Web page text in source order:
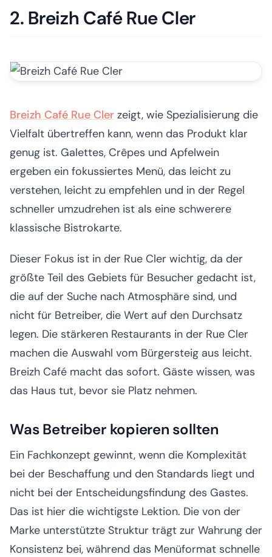
2. Breizh Café Rue Cler
Breizh Café Rue Cler zeigt, wie Spezialisierung die
Vielfalt übertreffen kann, wenn das Produkt klar
genug ist. Galettes, Crêpes und Apfelwein
ergeben ein fokussiertes Menü, das leicht zu
verstehen, leicht zu empfehlen und in der Regel
schneller umzudrehen ist als eine schwerere
klassische Bistrokarte.
Dieser Fokus ist in der Rue Cler wichtig, da der
größte Teil des Gebiets für Besucher gedacht ist,
die auf der Suche nach Atmosphäre sind, und
nicht für Betreiber, die Wert auf den Durchsatz
legen. Die stärkeren Restaurants in der Rue Cler
machen die Auswahl vom Bürgersteig aus leicht.
Breizh Café macht das sofort. Gäste wissen, was
das Haus tut, bevor sie Platz nehmen.
Was Betreiber kopieren sollten
Ein Fachkonzept gewinnt, wenn die Komplexität
bei der Beschaffung und den Standards liegt und
nicht bei der Entscheidungsfindung des Gastes.
Das ist hier die wichtigste Lektion. Die von der
Marke unterstützte Struktur trägt zur Wahrung der
Konsistenz bei, während das Menüformat schnelle